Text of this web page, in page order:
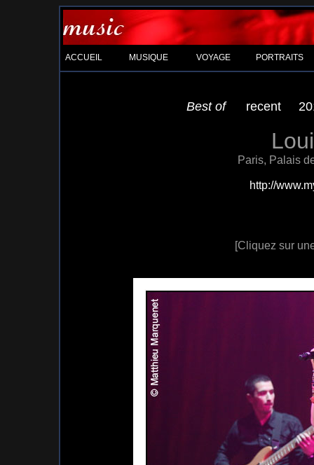
ACCUEIL MUSIQUE VOYAGE PORTRAITS
Best of recent
Paris, Palais
http://
[Cliquez sur